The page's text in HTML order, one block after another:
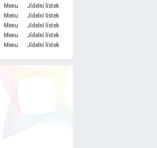
Menu
Jídelní lístek
Menu
Jídelní lístek
Menu
Jídelní lístek
Menu
Jídelní lístek
Menu Jídelní lístek